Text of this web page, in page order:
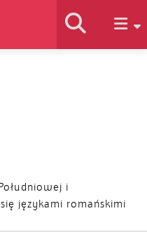
i
językami romańskimi